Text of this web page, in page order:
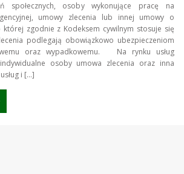
społecznych, osoby wykonujące pracę na
umowy zlecenia lub innej umowy o
której zgodnie z Kodeksem cywilnym stosuje się
podlegają obowiązkowo ubezpieczeniom
oraz wypadkowemu. Na rynku usług
osoby umowa zlecenia oraz inna
i […]